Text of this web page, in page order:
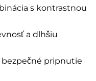
s kontrastnou
a dlhšiu
bezpečné pripnutie